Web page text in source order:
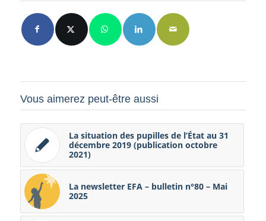
Vous aimerez peut-être aussi
La situation des pupilles de l’État au 31
décembre 2019 (publication octobre
2021)
La newsletter EFA – bulletin n°80 – Mai
2025